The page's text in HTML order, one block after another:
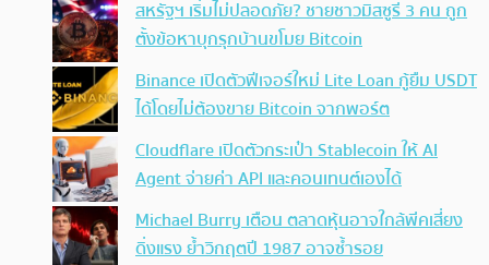
สหรัฐฯ เริ่มไม่ปลอดภัย? ชายชาวมิสซูรี 3 คน ถูก
ตั้งข้อหาบุกรุกบ้านขโมย Bitcoin
Binance เปิดตัวฟีเจอร์ใหม่ Lite Loan กู้ยืม USDT
ได้โดยไม่ต้องขาย Bitcoin จากพอร์ต
Cloudflare เปิดตัวกระเป๋า Stablecoin ให้ AI
Agent จ่ายค่า API และคอนเทนต์เองได้
Michael Burry เตือน ตลาดหุ้นอาจใกล้พีคเสี่ยง
ดิ่งแรง ย้ำวิกฤตปี 1987 อาจซ้ำรอย